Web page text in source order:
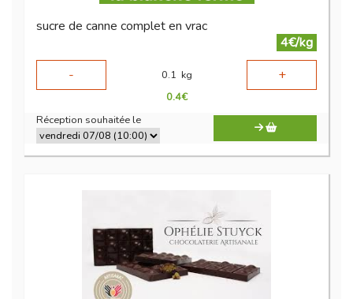
sucre de canne complet en vrac
4€/kg
-
0.1 kg +
0.4€
Réception souhaitée le